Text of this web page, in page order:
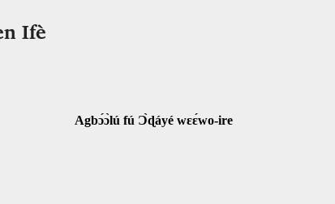
Ifè
Agbɔ́ɔ̀lú fú Ɔ̀ɖáyé wɛɛ́wo-ire